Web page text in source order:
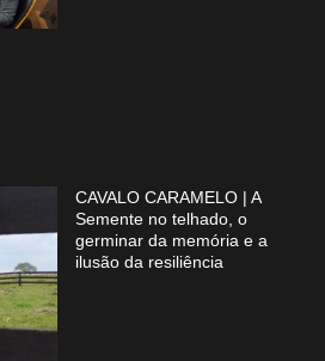
CAVALO CARAMELO | A
Semente no telhado, o
germinar da memória e a
ilusão da resiliência